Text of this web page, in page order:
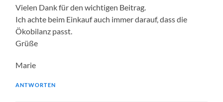
Vielen Dank für den wichtigen Beitrag.
Ich achte beim Einkauf auch immer darauf, dass die
Ökobilanz passt.
Grüße
Marie
ANTWORTEN